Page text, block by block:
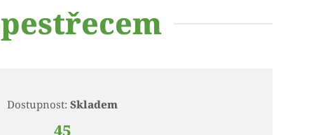
Dostupnost: Skladem
45